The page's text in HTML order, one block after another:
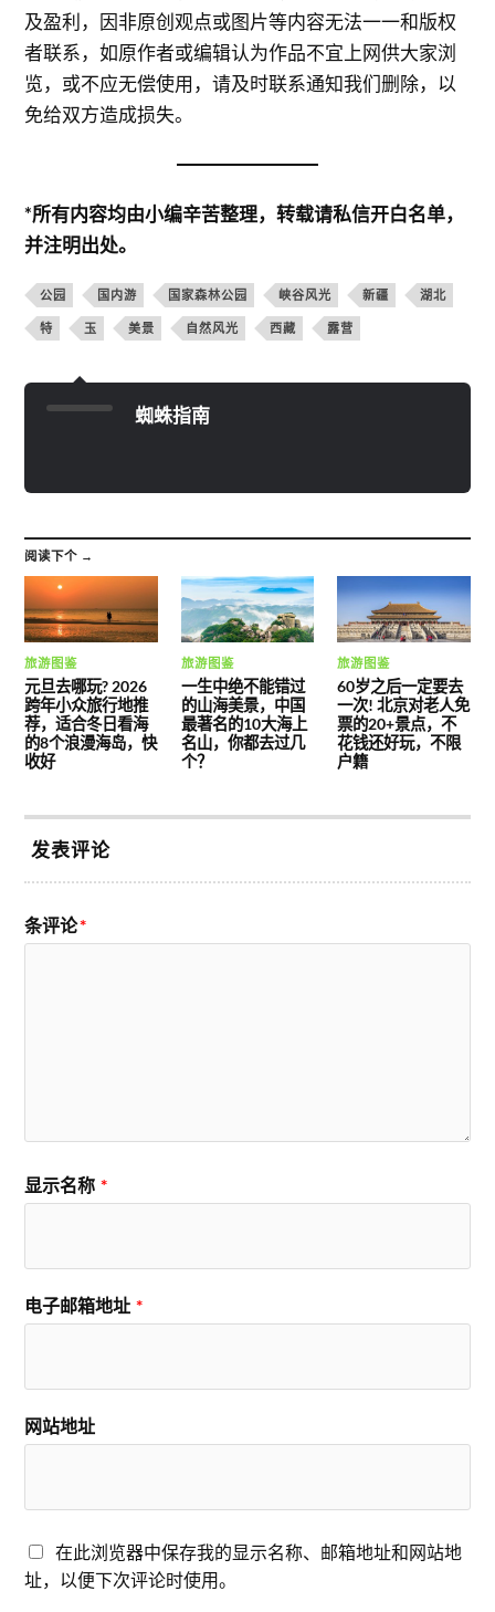
及盈利，因非原创观点或图片等内容无法一一和版权
者联系，如原作者或编辑认为作品不宜上网供大家浏
览，或不应无偿使用，请及时联系通知我们删除，以
免给双方造成损失。
*所有内容均由小编辛苦整理，转载请私信开白名单，
并注明出处。
公园 国内游 国家森林公园 峡谷风光 新疆 湖北
特 玉 美景 自然风光 西藏 露营
蜘蛛指南
阅读下个 →
旅游图鉴
元旦去哪玩? 2026
跨年小众旅行地推
荐，适合冬日看海
的8个浪漫海岛，快
收好
旅游图鉴
一生中绝不能错过
的山海美景，中国
最著名的10大海上
名山，你都去过几
个？
旅游图鉴
60岁之后一定要去
一次! 北京对老人免
票的20+景点，不
花钱还好玩，不限
户籍
发表评论
条评论*
显示名称 *
电子邮箱地址 *
网站地址
在此浏览器中保存我的显示名称、邮箱地址和网站地
址，以便下次评论时使用。